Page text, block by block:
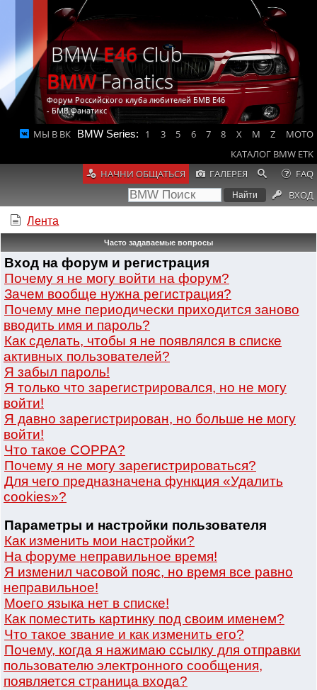
BMWE46Club
BMWFanatics
Форум Российского клуба любителей БМВ Е46
- БМВ Фанатикс
МЫ В ВК BMW Series: 1 3 5 6 7 8 X M Z
MOTO
КАТАЛОГ BMW ETK
НАЧНИ ОБЩАТЬСЯ
ГАЛЕРЕЯ
FAQ
ВХОД
Лента
Часто задаваемые вопросы
Вход на форум и регистрация
Почему я не могу войти на форум?
Зачем вообще нужна регистрация?
Почему мне периодически приходится заново
вводить имя и пароль?
Как сделать, чтобы я не появлялся в списке
активных пользователей?
Я забыл пароль!
Я только что зарегистрировался, но не могу
войти!
Я давно зарегистрирован, но больше не могу
войти!
Что такое COPPA?
Почему я не могу зарегистрироваться?
Для чего предназначена функция «Удалить
cookies»?
Параметры и настройки пользователя
Как изменить мои настройки?
На форуме неправильное время!
Я изменил часовой пояс, но время все равно
неправильное!
Моего языка нет в списке!
Как поместить картинку под своим именем?
Что такое звание и как изменить его?
Почему, когда я нажимаю ссылку для отправки
пользователю электронного сообщения,
появляется страница входа?